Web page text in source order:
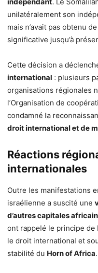
unilatéralement son
mais n’avait pas obtenu
significative jusqu’à
Cette décision a
international : plusieurs
organisations régionales
l’Organisation de
condamné la
droit international et de
Réactions
internationales
Outre les manifestations
israélienne a suscité une
d’autres capitales
ont rappelé le principe
le droit international et
stabilité du Horn of Africa.